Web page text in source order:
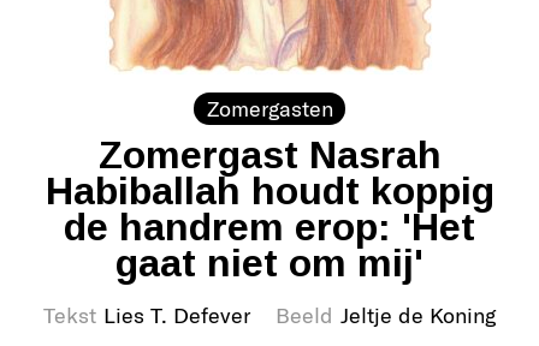
Zomergasten
Zomergast Nasrah
Habiballah houdt koppig
de handrem erop: 'Het
gaat niet om mij'
Tekst Lies T. Defever Beeld Jeltje de Koning